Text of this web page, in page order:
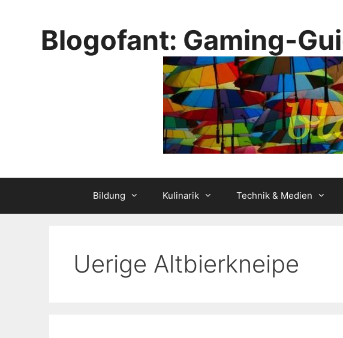
Blogofant: Gaming-
Bildung Kulinarik Technik & Medien
Uerige Altbierkneipe